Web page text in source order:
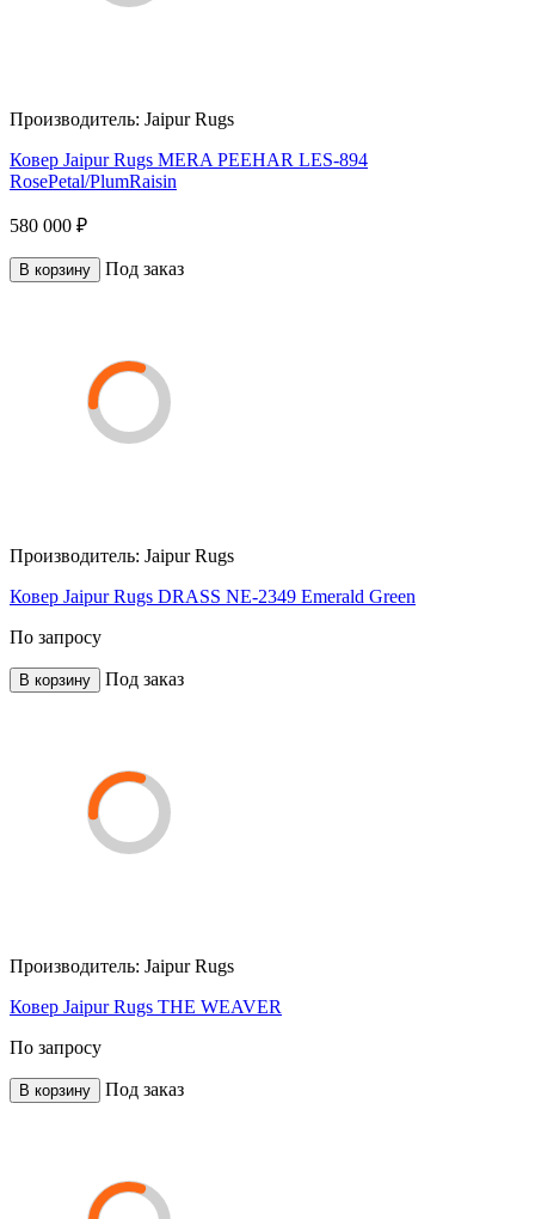
Производитель: Jaipur Rugs
Ковер Jaipur Rugs MERA PEEHAR LES-894
RosePetal/PlumRaisin
580 000 ₽
В корзину Под заказ
Производитель: Jaipur Rugs
Ковер Jaipur Rugs DRASS NE-2349 Emerald Green
По запросу
В корзину Под заказ
Производитель: Jaipur Rugs
Ковер Jaipur Rugs THE WEAVER
По запросу
В корзину Под заказ